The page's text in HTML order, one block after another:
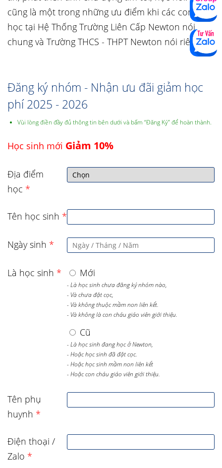
cũng là một trong những ưu điểm khi các con theo
học tại Hệ Thống Trường Liên Cấp Newton nói
chung và Trường THCS - THPT Newton nói riêng.
Đăng ký nhóm - Nhận ưu đãi giảm học
phí 2025 - 2026
Vùi lòng điền đầy đủ thông tin bên dưới và bấm “Đăng Ký” để hoàn thành.
Học sinh mới Giảm 10%
Địa điểm
học *
Tên học sinh *
Ngày sinh *
Là học sinh * Mới
- Là học sinh chưa đăng ký nhóm nào,
- Và chưa đặt cọc,
- Và không thuộc mầm non liên kết.
- Và không là con cháu giáo viên giới thiệu.
Cũ
- Là học sinh đang học ở Newton,
- Hoặc học sinh đã đặt cọc.
- Hoặc học sinh mầm non liên kết
- Hoặc con cháu giáo viên giới thiệu.
Tên phụ
huynh *
Điện thoại /
Zalo *